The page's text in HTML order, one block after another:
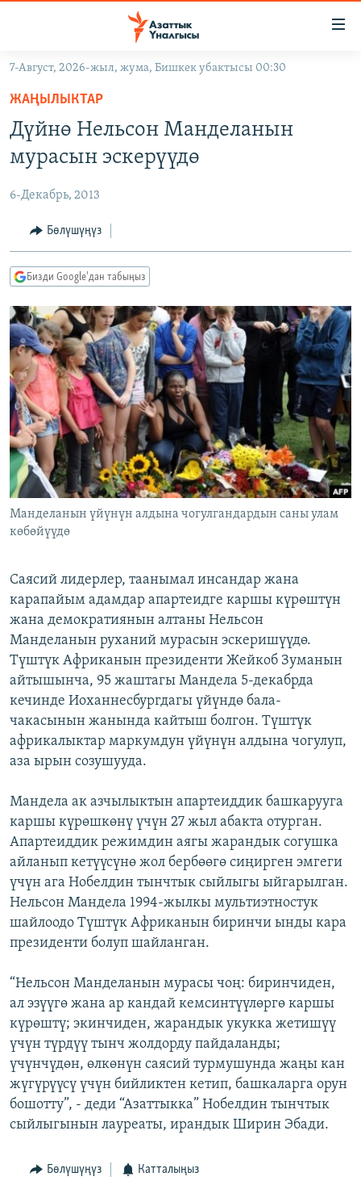
Навигацияга
өтүңүз
Издөөгө
салыңызКЫРГЫЗСТАН
ЭКОНОМИКА
МАДАНИЯТ
ДҮЙНӨ
БОРБОР АЗИЯ
УКРАИНА
АТАЙЫН ИЛИКТӨӨ
ТВ ПРОГРАММАЛАР
ЭКСПЕРТТЕР ТАЛДАЙТ
БИЗ ЖАНА ДҮЙНӨ
ДАНИСТЕ
ЭЖЕ-СИҢДИЛЕР
АЗАТТЫК+
ЫҢГАЙСЫЗ СУРООЛОР
ӨЗГӨЧӨ ПИКИР
Русский
ОНЛАЙН ШЕРИНЕ
ЭЕ/АРнун бардык сайттары
7-Август, 2026-жыл, жума, Бишкек убактысы 00:30
ЖАҢЫЛЫКТАР
Дүйнө Нельсон Манделанын
мурасын эскерүүдө
6-Декабрь, 2013
Бөлүшүңүз
Бизди Google'дан табыңыз
Манделанын үйүнүн алдына чогулгандардын саны улам
көбөйүүдө
Саясий лидерлер, таанымал инсандар жана
карапайым адамдар апартеидге каршы күрөштүн
жана демократиянын алтаны Нельсон
Манделанын руханий мурасын эскеришүүдө.
Түштүк Африканын президенти Жейкоб Зуманын
айтышынча, 95 жаштагы Мандела 5-декабрда
кечинде Иоханнесбургдагы үйүндө бала-
чакасынын жанында кайтыш болгон. Түштүк
африкалыктар маркумдун үйүнүн алдына чогулуп,
аза ырын созушууда.
Мандела ак азчылыктын апартеиддик башкарууга
каршы күрөшкөнү үчүн 27 жыл абакта отурган.
Апартеиддик режимдин аягы жарандык согушка
айланып кетүүсүнө жол бербөөгө сиңирген эмгеги
үчүн ага Нобелдин тынчтык сыйлыгы ыйгарылган.
Нельсон Мандела 1994-жылкы мультиэтностук
шайлоодо Түштүк Африканын биринчи ынды кара
президенти болуп шайланган.
“Нельсон Манделанын мурасы чоң: биринчиден,
ал эзүүгө жана ар кандай кемсинтүүлөргө каршы
күрөштү; экинчиден, жарандык укукка жетишүү
үчүн түрдүү тынч жолдорду пайдаланды;
үчүнчүдөн, өлкөнүн саясий турмушунда жаңы кан
жүгүрүүсү үчүн бийликтен кетип, башкаларга орун
бошотту”, - деди “Азаттыкка” Нобелдин тынчтык
сыйлыгынын лауреаты, ирандык Ширин Эбади.
Бөлүшүңүз Катталыңыз